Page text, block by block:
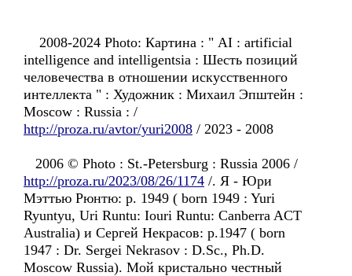
2008-2024 Photo: Картина : " AI : artificial
intelligence and intelligentsia : Шесть позиций
человечества в отношении искусственного
интеллекта " : Художник : Михаил Эпштейн :
Moscow : Russia : /
http://proza.ru/avtor/yuri2008 / 2023 - 2008
2006 © Photo : St.-Petersburg : Russia 2006 /
http://proza.ru/2023/08/26/1174 /. Я - Юри
Мэттью Рюнтю: p. 1949 ( born 1949 : Yuri
Ryuntyu, Uri Runtu: Iouri Runtu: Canberra ACT
Australia) и Сергей Некрасов: p.1947 ( born
1947 : Dr. Sergei Nekrasov : D.Sc., Ph.D.
Moscow Russia). Mой кристально честный